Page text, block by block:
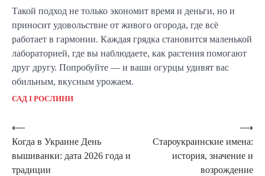
Такой подход не только экономит время и деньги, но и
приносит удовольствие от живого огорода, где всё
работает в гармонии. Каждая грядка становится маленькой
лабораторией, где вы наблюдаете, как растения помогают
друг другу. Попробуйте — и ваши огурцы удивят вас
обильным, вкусным урожаем.
САД І РОСЛИНИ
Навигация
по
записям
⟵
Когда в Украине День
вышиванки: дата 2026 года и
традиции
Староукраинские имена:
история, значение и
возрождение
⟶